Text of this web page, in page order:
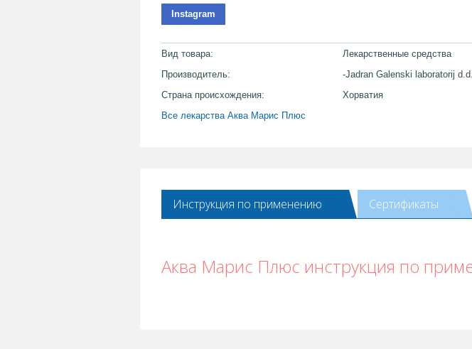
Instagram
Вид товара:
Лекарственные средства
Производитель:
-Jadran Galenski laboratorij d.d.
Страна происхождения:
Хорватия
Все лекарства Аква Марис Плюс
Инструкция по применению Сертификаты
Аква Марис Плюс инструкция по